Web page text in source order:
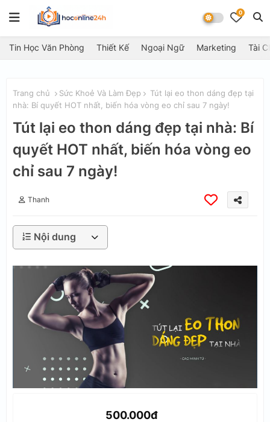
0
Tin Học Văn Phòng Thiết Kế Ngoại Ngữ Marketing Tài
Trang chủ Sức Khoẻ Và Làm Đẹp
Tút lại eo thon dáng đẹp tại
nhà: Bí quyết HOT nhất, biến hóa vòng eo chỉ sau 7 ngày!
Tút lại eo thon dáng đẹp tại nhà: Bí
quyết HOT nhất, biến hóa vòng eo
chỉ sau 7 ngày!
Thanh
Nội dung
500.000đ